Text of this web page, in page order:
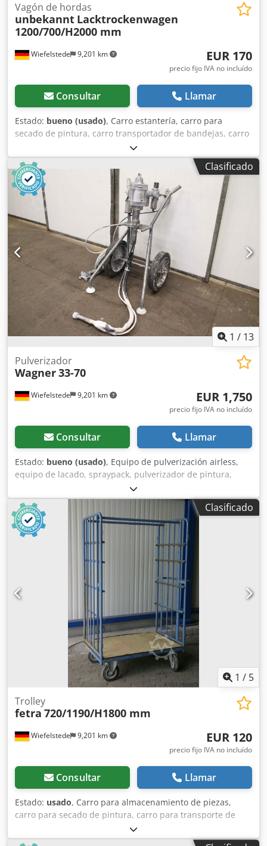
Wiefelstede 9,201 km
Vagón de hordas
unbekannt Lacktrockenwagen
1200/700/H2000 mm
EUR 170
precio fijo IVA no incluído
Consultar Llamar
Estado: bueno (usado), Carro estantería, carro para
secado de pintura, carro transportador de bandejas, carro
de transporte, carro de pisos, carro con brazos de soporte
- Carro estantería: Carro para secado de pintura en versión
robusta con 16 niveles - Longitud total: 1200 mm -
Profundidad total: 700 mm - Altura total: 2000 mm -
Cantidad: 9 carros de transporte disponibles - Precio: por
unidad - Peso: 60 kg Dkedpfx Ahjtr R Dbemjr
Clasificado
1 / 13
Wiefelstede 9,201 km
Pulverizador
Wagner33-70
EUR 1,750
precio fijo IVA no incluído
Consultar Llamar
Estado: bueno (usado), Equipo de pulverización airless,
equipo de lacado, spraypack, pulverizador de pintura,
sistema de pulverización de pintura, bomba de barniz,
pulverizador electrostático, sistema airless completo,
bombas de pistón neumáticas, bomba airless de alta
presión, motor neumático, AIR MOTOR -Fabricante:
Wagner, equipo de pulverización airless tipo: 33-70 con
carro de transporte y pistola de pulverización -Caudal
máximo de material: 12,6 l/min -Presión de entrada de
aire: máx. 8 bar, presión de trabajo máx. 264 bar Dksdpfx
Ahsw U T Atomer -Componentes individuales: ver fotos -
Dimensiones: 830/680/H1140 mm -Peso: 50 kg
Clasificado
1 / 5
Wiefelstede 9,201 km
Trolley
fetra 720/1190/H1800 mm
EUR 120
precio fijo IVA no incluído
Consultar Llamar
Estado: usado, Carro para almacenamiento de piezas,
carro para secado de pintura, carro para transporte de
equipos especiales, carro de transporte, carro de
estanterías -Longitud total: 1190 mm -Profundidad total: